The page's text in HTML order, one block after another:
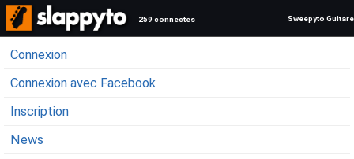
259 connectés Sweepyto Guitare
Connexion
Connexion avec Facebook
Inscription
News